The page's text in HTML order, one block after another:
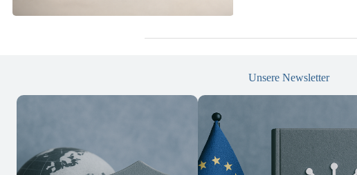
Unsere Newsletter